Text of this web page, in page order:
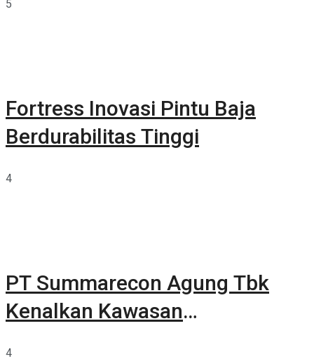
5
Fortress Inovasi Pintu Baja
Berdurabilitas Tinggi
4
PT Summarecon Agung Tbk
Kenalkan Kawasan
4